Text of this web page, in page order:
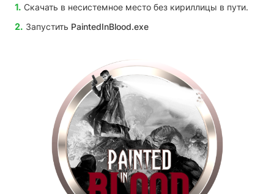
Скачать в несистемное место без кириллицы в пути.
Запустить PaintedInBlood.exe